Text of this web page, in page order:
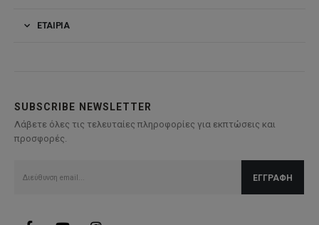
ΕΤΑΙΡΊΑ
SUBSCRIBE NEWSLETTER
Λάβετε όλες τις τελευταίες πληροφορίες για εκπτώσεις και
προσφορές.